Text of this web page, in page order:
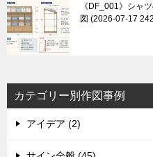
《DF_001》シャ
図
2026-07-17
カテゴリー別作図事例
アイデア (2)